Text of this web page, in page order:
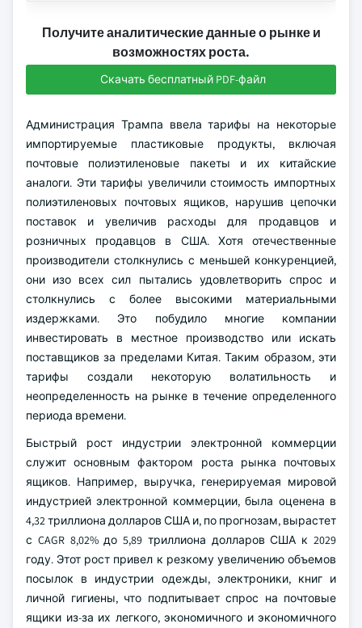
Получите аналитические данные о рынке и
возможностях роста.
Скачать бесплатный PDF-файл
Администрация Трампа ввела тарифы на некоторые
импортируемые пластиковые продукты, включая
почтовые полиэтиленовые пакеты и их китайские
аналоги. Эти тарифы увеличили стоимость импортных
полиэтиленовых почтовых ящиков, нарушив цепочки
поставок и увеличив расходы для продавцов и
розничных продавцов в США. Хотя отечественные
производители столкнулись с меньшей конкуренцией,
они изо всех сил пытались удовлетворить спрос и
столкнулись с более высокими материальными
издержками. Это побудило многие компании
инвестировать в местное производство или искать
поставщиков за пределами Китая. Таким образом, эти
тарифы создали некоторую волатильность и
неопределенность на рынке в течение определенного
периода времени.
Быстрый рост индустрии электронной коммерции
служит основным фактором роста рынка почтовых
ящиков. Например, выручка, генерируемая мировой
индустрией электронной коммерции, была оценена в
4,32 триллиона долларов США и, по прогнозам, вырастет
с CAGR 8,02% до 5,89 триллиона долларов США к 2029
году. Этот рост привел к резкому увеличению объемов
посылок в индустрии одежды, электроники, книг и
личной гигиены, что подпитывает спрос на почтовые
ящики из-за их легкого, экономичного и экономичного